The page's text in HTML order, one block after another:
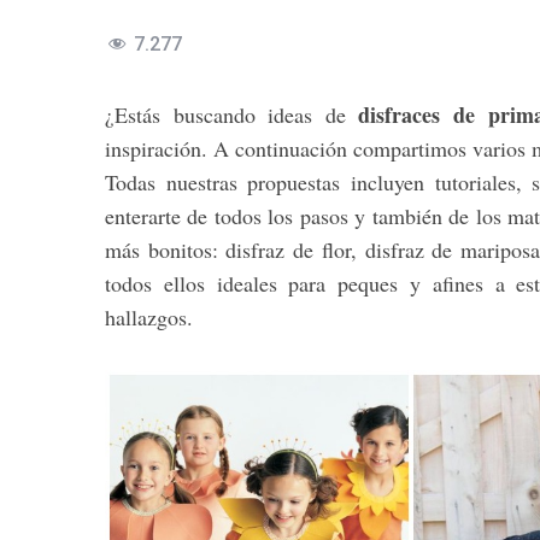
7.277
¿Estás buscando ideas dedisfraces de
inspiración. A continuación compartimos varios
Todas nuestras propuestas incluyen
enterarte de todos los pasos y también de los
más bonitos: disfraz de flor, disfraz de
todos ellos ideales para peques y afines a
hallazgos.